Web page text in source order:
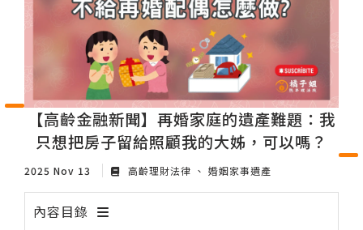
【高齡金融新聞】再婚家庭的遺產難題：我
只想把房子留給照顧我的大姊，可以嗎？
2025 Nov 13 高齡理財法律 婚姻家事遺產
內容目錄